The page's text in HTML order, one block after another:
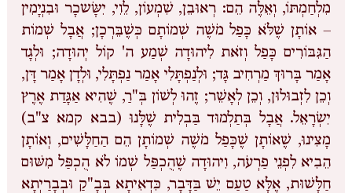
מִלְחַמְתּוֹ, וְאֵלֶּה הֵם: רְאוּבֵן, שִׁמְעוֹן, לֵוִי, יִשָּׂשכָר וּבִנְיָמִין
– אוֹתָן שֶׁלֹּא כָּפַל מֹשֶׁה שְׁמוֹתָם כְּשֶׁבֵּרְכָן; אֲבָל שְׁמוֹת
הַגִּבּוֹרִים כָּפַל וְזֹאת לִיהוּדָה שְׁמַע ה' קוֹל יְהוּדָה; וּלְגָד
אָמַר בָּרוּךְ מַרְחִיב גָּד; וּלְנַפְתָּלִי אָמַר נַפְתָּלִי, וּלְדָן אָמַר דָּן,
וְכֵן לִזְבוּלוּן, וְכֵן לְאָשֵׁר; זֶהוּ לְשׁוֹן בְּ"רַ, שֶׁהִיא אַגָּדַת אֶרֶץ
יִשְׂרָאֵל. אֲבָל בְּתַלְמוּד בַּבְלִית שֶׁלָּנוּ (בבא קמא צ"ב)
מָצִינוּ, שֶׁאוֹתָן שֶׁכָּפַל מֹשֶׁה שְׁמוֹתָן הֵם הַחַלָּשִׁים, וְאוֹתָן
הֵבִיא לִפְנֵי פַרְעֹה, וִיהוּדָה שֶׁהֻכְפַּל שְׁמוֹ לֹא הֻכְפַּל מִשּׁוּם
חַלָּשׁוּת, אֶלָּא טַעַם יֵשׁ בַּדָּבָר, כִּדְאִיתָא בְּבָ"קַ וּבְבָרַיְתָא